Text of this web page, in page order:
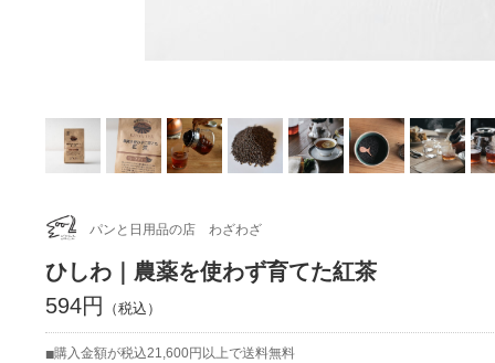
パンと日用品の店 わざわざ
ひしわ｜農薬を使わず育てた紅茶
594円
購入金額が税込21,600円以上で送料無料